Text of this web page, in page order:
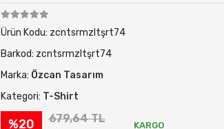
Ürün Kodu: zcntsrmzltşrt74
Barkod: zcntsrmzltşrt74
Marka: Özcan Tasarım
Kategori: T-Shirt
%20 679,64 TL
KARGO